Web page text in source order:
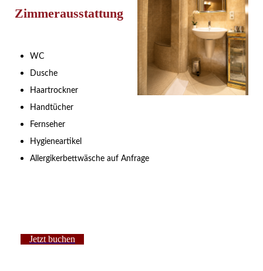
Zimmerausstattung
WC
Dusche
Haartrockner
Handtücher
Fernseher
Hygieneartikel
Allergikerbettwäsche auf Anfrage
Jetzt buchen